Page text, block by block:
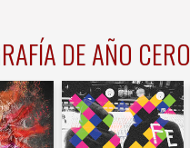
DE AÑO CERO